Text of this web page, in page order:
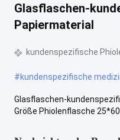
Glasflaschen-
Papiermaterial
kundenspezifische
#kundenspezifische
Glasflaschen-
Größe Phiolenflasche